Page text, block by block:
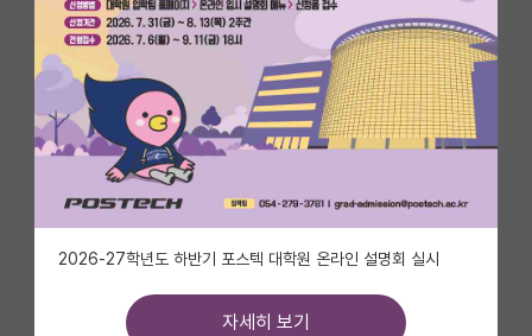
커뮤니티 홈
전체글보기
베스트 게시판
IF 명예의전당
자유 게시판(아무개랩)
미국 유학 게시판
미국 대학원 합격 후기 게시판
2026-27학년도 하반기 포스텍 대학원 온라인 설명회 실시
자세히 보기